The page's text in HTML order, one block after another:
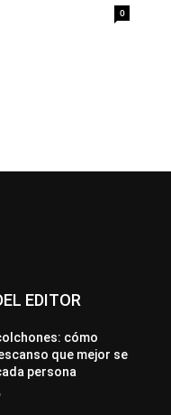
0
EDITOR
cómo
que mejor se
persona